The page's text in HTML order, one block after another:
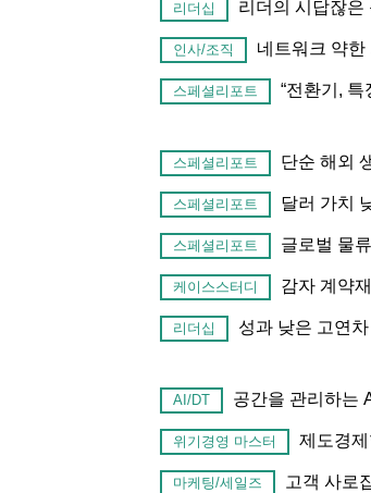
리더십 리더의 시답잖은
인사/조직 네트워크 약한
스페셜리포트 “전환기,
스페셜리포트 단순 해외
스페셜리포트 달러 가치
스페셜리포트 글로벌 물
케이스스터디 감자 계약
리더십 성과 낮은 고연
AI/DT 공간을 관리하는
위기경영 마스터 제도경제
마케팅/세일즈 고객 사로